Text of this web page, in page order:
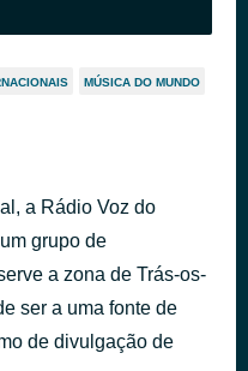
MÚSICA DO MUNDO
a Rádio Voz do
grupo de
a zona de Trás-os-
ser a uma fonte de
de divulgação de